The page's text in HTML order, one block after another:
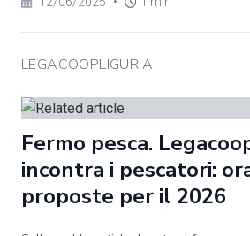
LEGACOOPLIGURIA
Fermo pesca.
incontra i pescatori:
proposte per il 2026